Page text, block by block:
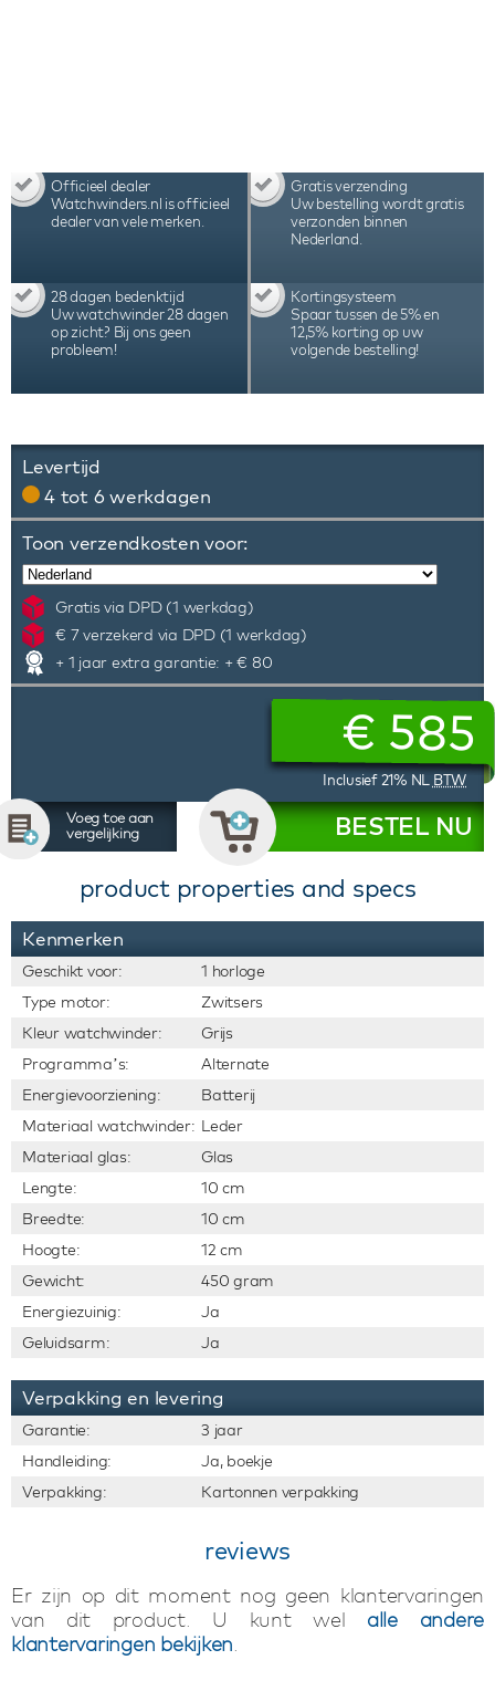
Officieel dealer
Watchwinders.nl is officieel
dealer van vele merken.
Gratis verzending
Uw bestelling wordt gratis
verzonden binnen
Nederland.
28 dagen bedenktijd
Uw watchwinder 28 dagen
op zicht? Bij ons geen
probleem!
Kortingsysteem
Spaar tussen de 5% en
12,5% korting op uw
volgende bestelling!
Levertijd
4 tot 6 werkdagen
Toon verzendkosten voor:
Gratis via DPD (1 werkdag)
€ 7 verzekerd via DPD (1 werkdag)
+ 1 jaar extra garantie: + € 80
€ 585
Inclusief 21% NL BTW
Voeg toe aan
vergelijking
BESTEL NU
product properties and specs
Kenmerken
Geschikt voor:
1 horloge
Type motor:
Zwitsers
Kleur watchwinder:
Grijs
Programma’s:
Alternate
Energievoorziening:
Batterij
Materiaal watchwinder: Leder
Materiaal glas:
Glas
Lengte:
10 cm
Breedte:
10 cm
Hoogte:
12 cm
Gewicht:
450 gram
Energiezuinig:
Ja
Geluidsarm:
Ja
Verpakking en levering
Garantie:
3 jaar
Handleiding:
Ja, boekje
Verpakking:
Kartonnen verpakking
reviews
Er zijn op dit moment nog geen klantervaringen
van dit product. U kunt wel alle andere
klantervaringen bekijken.